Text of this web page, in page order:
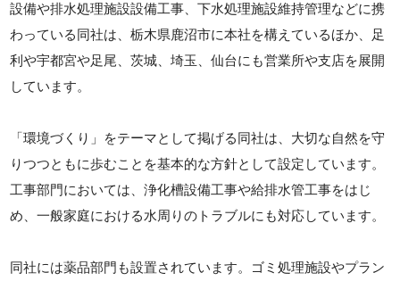
設備や排水処理施設設備工事、下水処理施設維持管理などに携
わっている同社は、栃木県鹿沼市に本社を構えているほか、足
利や宇都宮や足尾、茨城、埼玉、仙台にも営業所や支店を展開
しています。
「環境づくり」をテーマとして掲げる同社は、大切な自然を守
りつつともに歩むことを基本的な方針として設定しています。
工事部門においては、浄化槽設備工事や給排水管工事をはじ
め、一般家庭における水周りのトラブルにも対応しています。
同社には薬品部門も設置されています。ゴミ処理施設やプラン